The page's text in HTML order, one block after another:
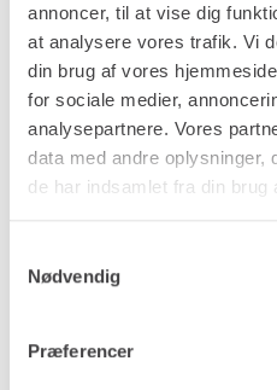
annoncer, til at vise dig
at analysere vores trafik. Vi
din brug af vores
for sociale medier,
analysepartnere. Vores
data med andre oplysninger,
de har indsamlet fra din brug
Nødvendig
Præferencer
Pallegafler med
Kapacitet, maks